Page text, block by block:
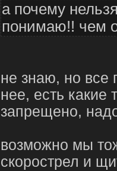
а почему
понимаю!! чем
не знаю, но все
нее, есть какие
запрещено,
возможно мы
скорострел и